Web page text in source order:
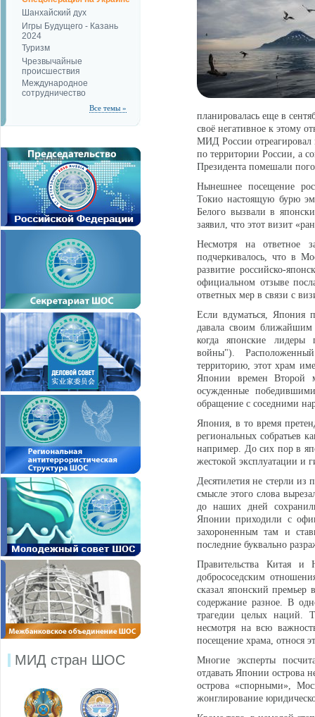
Шанхайский дух
Игры Будущего - Казань
2024
Туризм
Чрезвычайные
происшествия
Международное
сотрудничество
Все темы »
МИД стран ШОС
планировалась еще в
своё негативное к этому
МИД России отреагировал
по территории России, а
Президента помешали
Нынешнее посещение
Токио настоящую бурю
Белого вызвали в
заявил, что этот визит
Несмотря на ответное
подчеркивалось, что в
развитие российско-
официальном отзыве
ответных мер в связи с
Если вдуматься, Япония
давала своим
когда японские
войны").
территорию, этот храм
Японии времен Второй
осужденные
обращение с соседними
Япония, в то время
региональных собратьев
например. До сих пор в
жестокой эксплуатации
Десятилетия не стерли из
смысле этого слова
до наших дней
Японии приходили с
захороненным там и
последние буквально
Правительства Китая и
добрососедским
сказал японский
содержание разное. В
трагедии целых наций.
несмотря на всю
посещение храма, относя
Многие эксперты
отдавать Японии острова
острова «спорными»,
жонглирование